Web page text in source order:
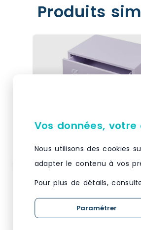
Produits
Helloshop26 –
meuble de rangement
chambre métallique
tiroirs acier 72 x 60 x 40
CommodeDécouvrez notre
de rangement au style
Vos données, votre
Nous utilisons des cookies
adapter le contenu à vos
Pour plus de détails,
Paramétrer